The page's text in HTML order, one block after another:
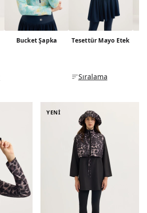
ve özgür hissedersiniz.
Bucket Şapka Tesettür Mayo Etek
Sıralama
YENİ